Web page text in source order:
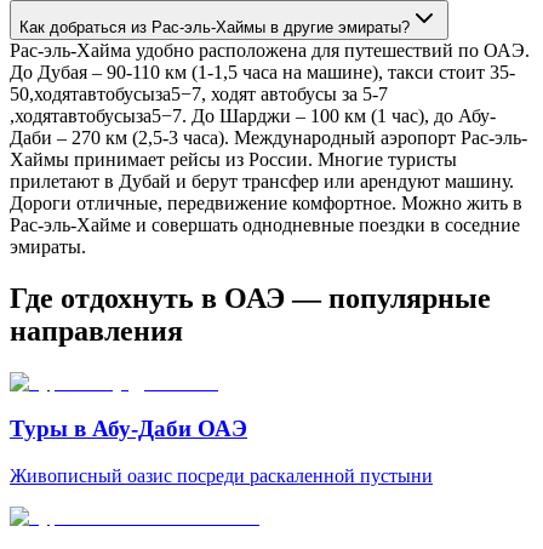
Как добраться из Рас-эль-Хаймы в другие эмираты?
Рас-эль-Хайма удобно расположена для путешествий по ОАЭ.
До Дубая – 90-110 км (1-1,5 часа на машине), такси стоит 35-
50,ходятавтобусыза5−7, ходят автобусы за 5-7
,ходятавтобусыза5−7. До Шарджи – 100 км (1 час), до Абу-
Даби – 270 км (2,5-3 часа). Международный аэропорт Рас-эль-
Хаймы принимает рейсы из России. Многие туристы
прилетают в Дубай и берут трансфер или арендуют машину.
Дороги отличные, передвижение комфортное. Можно жить в
Рас-эль-Хайме и совершать однодневные поездки в соседние
эмираты.
Где отдохнуть в ОАЭ — популярные
направления
Туры в Абу-Даби ОАЭ
Живописный оазис посреди раскаленной пустыни